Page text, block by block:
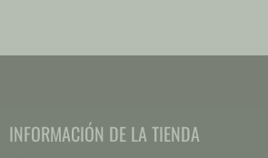
INFORMACIÓN DE LA TIENDA